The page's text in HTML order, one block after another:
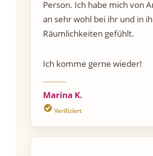
Person. Ich habe mich von
an sehr wohl bei ihr und in
Räumlichkeiten gefühlt.
Ich komme gerne wieder!
Marina K.
Verifiziert